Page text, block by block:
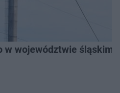
w województwie